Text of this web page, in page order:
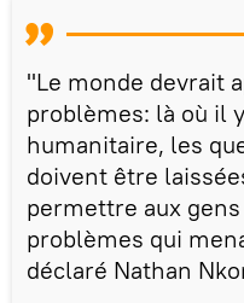
"Le monde devrait
problèmes: là où il
humanitaire, les
doivent être
permettre aux
problèmes qui
déclaré Nathan